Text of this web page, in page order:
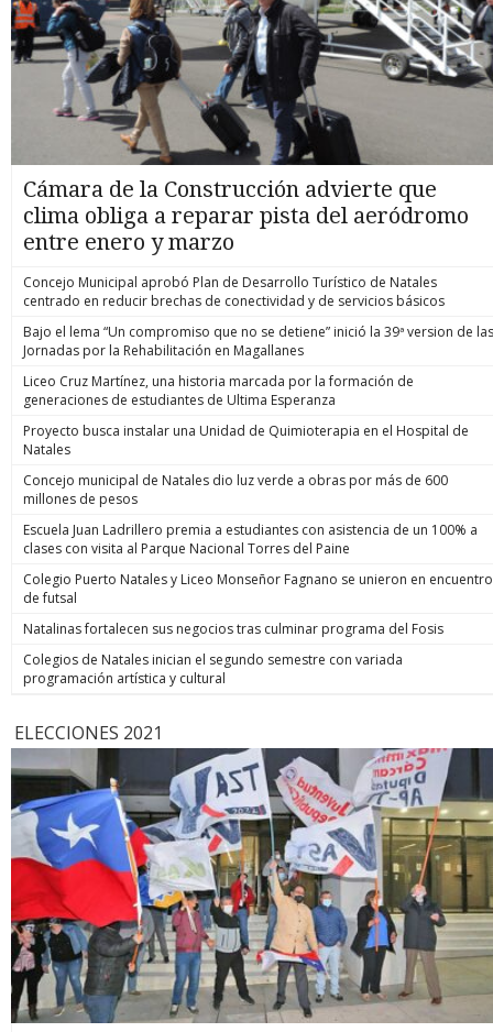
Cámara de la Construcción advierte que
clima obliga a reparar pista del aeródromo
entre enero y marzo
Concejo Municipal aprobó Plan de Desarrollo Turístico de Natales
centrado en reducir brechas de conectividad y de servicios básicos
Bajo el lema “Un compromiso que no se detiene” inició la 39ª version de las
Jornadas por la Rehabilitación en Magallanes
Liceo Cruz Martínez, una historia marcada por la formación de
generaciones de estudiantes de Ultima Esperanza
Proyecto busca instalar una Unidad de Quimioterapia en el Hospital de
Natales
Concejo municipal de Natales dio luz verde a obras por más de 600
millones de pesos
Escuela Juan Ladrillero premia a estudiantes con asistencia de un 100% a
clases con visita al Parque Nacional Torres del Paine
Colegio Puerto Natales y Liceo Monseñor Fagnano se unieron en encuentro
de futsal
Natalinas fortalecen sus negocios tras culminar programa del Fosis
Colegios de Natales inician el segundo semestre con variada
programación artística y cultural
ELECCIONES 2021